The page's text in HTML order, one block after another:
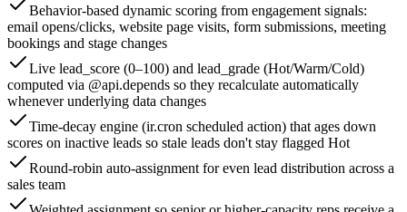
Behavior-based dynamic scoring from engagement signals:
email opens/clicks, website page visits, form submissions, meeting
bookings and stage changes
Live lead_score (0–100) and lead_grade (Hot/Warm/Cold)
computed via @api.depends so they recalculate automatically
whenever underlying data changes
Time-decay engine (ir.cron scheduled action) that ages down
scores on inactive leads so stale leads don't stay flagged Hot
Round-robin auto-assignment for even lead distribution across a
sales team